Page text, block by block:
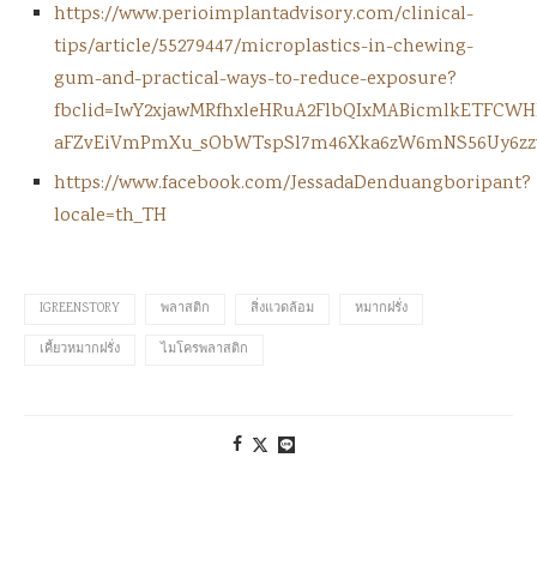
https://www.perioimplantadvisory.com/clinical-
tips/article/55279447/microplastics-in-chewing-
gum-and-practical-ways-to-reduce-exposure?
https://www.facebook.com/JessadaDenduangboripant?
locale=th_TH
IGREENSTORY พลาสติก สิ่งแวดล้อม หมากฝรั่ง
เคี้ยวหมากฝรั่ง ไมโครพลาสติก